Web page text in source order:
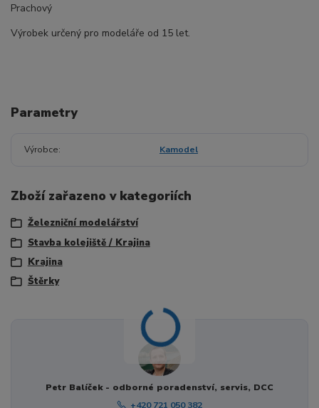
Prachový
Výrobek určený pro modeláře od 15 let.
Parametry
Výrobce Kamodel
Zboží zařazeno v kategoriích
Železniční modelářství
Stavba kolejiště / Krajina
Krajina
Štěrky
Petr Balíček - odborné poradenství, servis, DCC
+420 721 050 382